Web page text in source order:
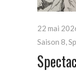
22 mai
Saison 8,